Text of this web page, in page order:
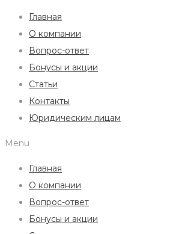
Главная
О компании
Вопрос-ответ
Бонусы и акции
Статьи
Контакты
Юридическим лицам
Menu
Главная
О компании
Вопрос-ответ
Бонусы и акции